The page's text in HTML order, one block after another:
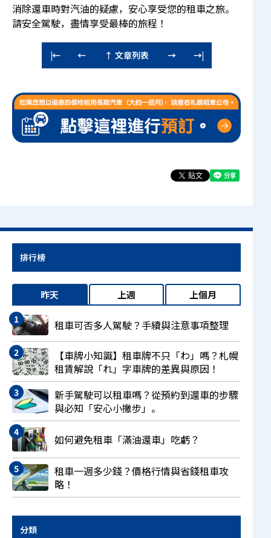
消除還車時對汽油的疑慮，安心享受您的租車之旅。
請安全駕駛，盡情享受最棒的旅程！
|← ← ↑ 文章列表 → →|
排行榜
昨天 上週 上個月
租車可否多人駕駛？手續與注意事項整理
【車牌小知識】租車牌不只「わ」嗎？札幌
租賃解說「れ」字車牌的差異與原因！
新手駕駛可以租車嗎？從預約到還車的步驟
與必知「安心小撇步」。
如何避免租車「滿油還車」吃虧？
租車一週多少錢？價格行情與省錢租車攻
略！
分類